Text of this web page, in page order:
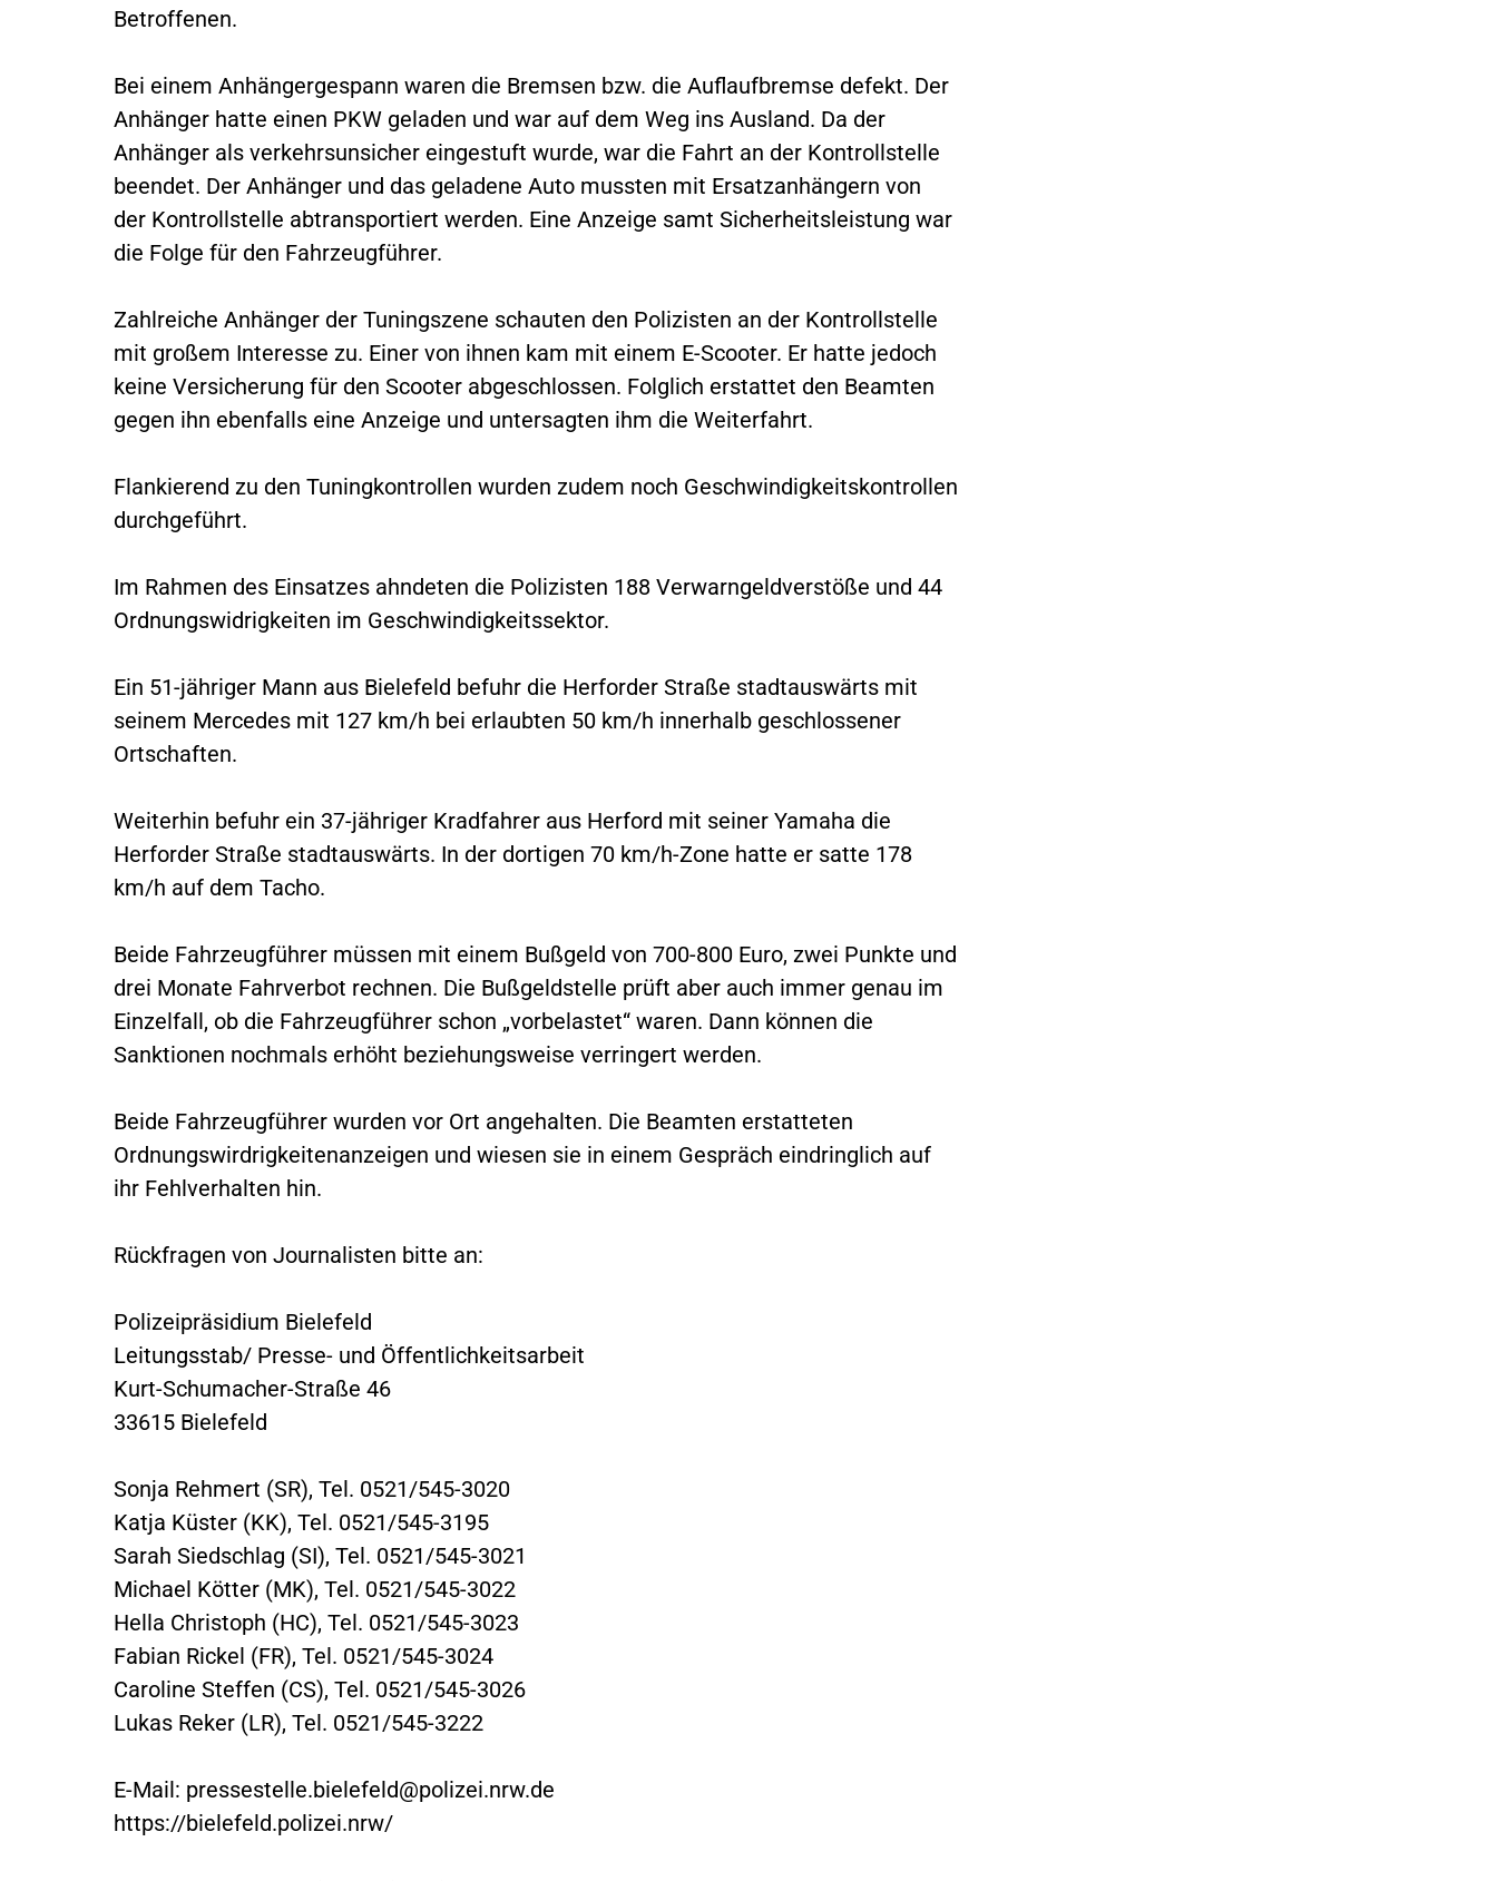
Betroffenen.
Bei einem Anhängergespann waren die Bremsen bzw. die Auflaufbremse defekt. Der
Anhänger hatte einen PKW geladen und war auf dem Weg ins Ausland. Da der
Anhänger als verkehrsunsicher eingestuft wurde, war die Fahrt an der Kontrollstelle
beendet. Der Anhänger und das geladene Auto mussten mit Ersatzanhängern von
der Kontrollstelle abtransportiert werden. Eine Anzeige samt Sicherheitsleistung war
die Folge für den Fahrzeugführer.
Zahlreiche Anhänger der Tuningszene schauten den Polizisten an der Kontrollstelle
mit großem Interesse zu. Einer von ihnen kam mit einem E-Scooter. Er hatte jedoch
keine Versicherung für den Scooter abgeschlossen. Folglich erstattet den Beamten
gegen ihn ebenfalls eine Anzeige und untersagten ihm die Weiterfahrt.
Flankierend zu den Tuningkontrollen wurden zudem noch Geschwindigkeitskontrollen
durchgeführt.
Im Rahmen des Einsatzes ahndeten die Polizisten 188 Verwarngeldverstöße und 44
Ordnungswidrigkeiten im Geschwindigkeitssektor.
Ein 51-jähriger Mann aus Bielefeld befuhr die Herforder Straße stadtauswärts mit
seinem Mercedes mit 127 km/h bei erlaubten 50 km/h innerhalb geschlossener
Ortschaften.
Weiterhin befuhr ein 37-jähriger Kradfahrer aus Herford mit seiner Yamaha die
Herforder Straße stadtauswärts. In der dortigen 70 km/h-Zone hatte er satte 178
km/h auf dem Tacho.
Beide Fahrzeugführer müssen mit einem Bußgeld von 700-800 Euro, zwei Punkte und
drei Monate Fahrverbot rechnen. Die Bußgeldstelle prüft aber auch immer genau im
Einzelfall, ob die Fahrzeugführer schon „vorbelastet“ waren. Dann können die
Sanktionen nochmals erhöht beziehungsweise verringert werden.
Beide Fahrzeugführer wurden vor Ort angehalten. Die Beamten erstatteten
Ordnungswirdrigkeitenanzeigen und wiesen sie in einem Gespräch eindringlich auf
ihr Fehlverhalten hin.
Rückfragen von Journalisten bitte an:
Polizeipräsidium Bielefeld
Leitungsstab/ Presse- und Öffentlichkeitsarbeit
Kurt-Schumacher-Straße 46
33615 Bielefeld
Sonja Rehmert (SR), Tel. 0521/545-3020
Katja Küster (KK), Tel. 0521/545-3195
Sarah Siedschlag (SI), Tel. 0521/545-3021
Michael Kötter (MK), Tel. 0521/545-3022
Hella Christoph (HC), Tel. 0521/545-3023
Fabian Rickel (FR), Tel. 0521/545-3024
Caroline Steffen (CS), Tel. 0521/545-3026
Lukas Reker (LR), Tel. 0521/545-3222
E-Mail: pressestelle.bielefeld@polizei.nrw.de
https://bielefeld.polizei.nrw/